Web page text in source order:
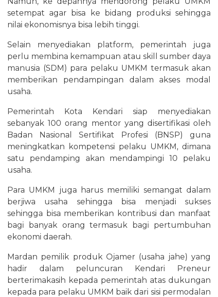
setempat agar bisa ke bidang produksi sehingga
nilai ekonomisnya bisa lebih tinggi.
Selain menyediakan platform, pemerintah juga
perlu membina kemampuan atau skill sumber daya
manusia (SDM) para pelaku UMKM termasuk akan
memberikan pendampingan dalam akses modal
usaha.
Pemerintah Kota Kendari siap menyediakan
sebanyak 100 orang mentor yang disertifikasi oleh
Badan Nasional Sertifikat Profesi (BNSP) guna
meningkatkan kompetensi pelaku UMKM, dimana
satu pendamping akan mendampingi 10 pelaku
usaha.
Para UMKM juga harus memiliki semangat dalam
berjiwa usaha sehingga bisa menjadi sukses
sehingga bisa memberikan kontribusi dan manfaat
bagi banyak orang termasuk bagi pertumbuhan
ekonomi daerah.
Mardan pemilik produk Ojamer (usaha jahe) yang
hadir dalam peluncuran Kendari Preneur
berterimakasih kepada pemerintah atas dukungan
kepada para pelaku UMKM baik dari sisi permodalan